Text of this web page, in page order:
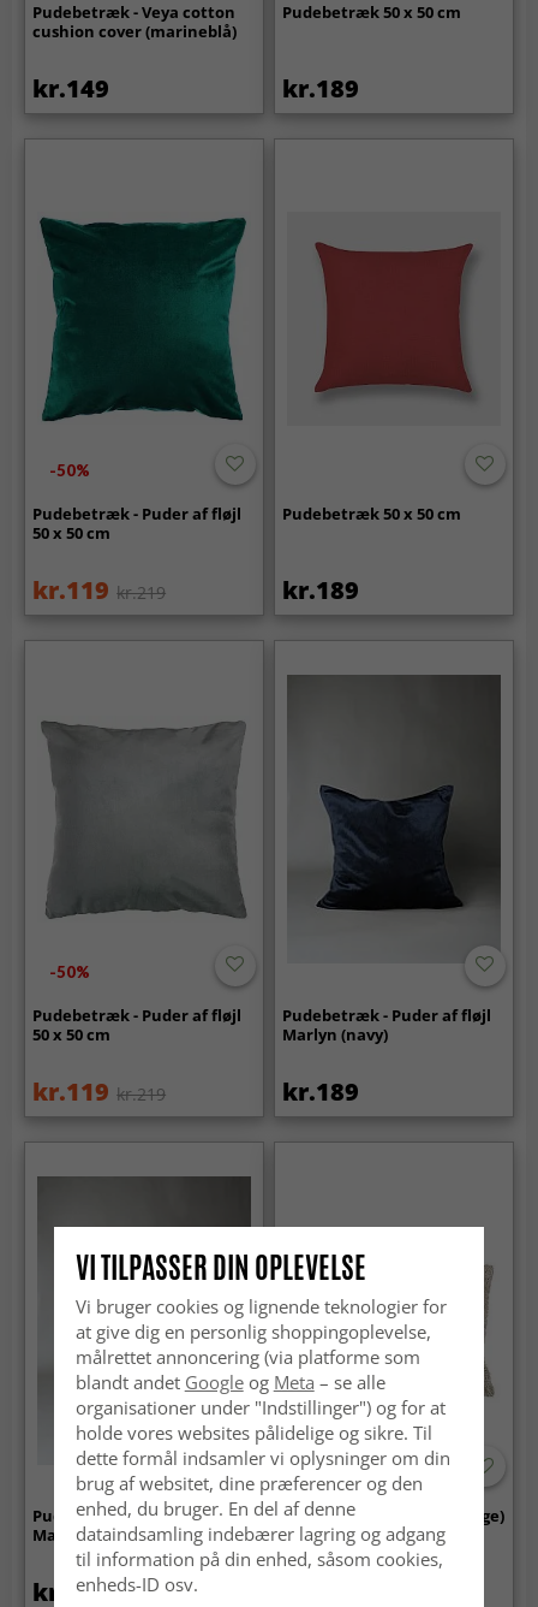
Pudebetræk - Veya cotton
cushion cover (marineblå)
kr.149
Pudebetræk 50 x 50 cm
kr.189
-50%
Pudebetræk - Puder af fløjl
50 x 50 cm
kr.119 kr.219
Pudebetræk 50 x 50 cm
kr.189
-50%
Pudebetræk - Puder af fløjl
50 x 50 cm
kr.119 kr.219
Pudebetræk - Puder af fløjl
Marlyn (navy)
kr.189
Pudebetræk - Puder af fløjl
Marlyn (mørk beige)
kr.189
Pudebetræk - Andrea (beige)
VI TILPASSER DIN OPLEVELSE
Vi bruger cookies og lignende teknologier for
at give dig en personlig shoppingoplevelse,
målrettet annoncering (via platforme som
blandt andet Googleog Meta – se alle
organisationer under "Indstillinger") og for at
holde vores websites pålidelige og sikre. Til
dette formål indsamler vi oplysninger om din
brug af websitet, dine præferencer og den
enhed, du bruger. En del af denne
dataindsamling indebærer lagring og adgang
til information på din enhed, såsom cookies,
enheds-ID osv.